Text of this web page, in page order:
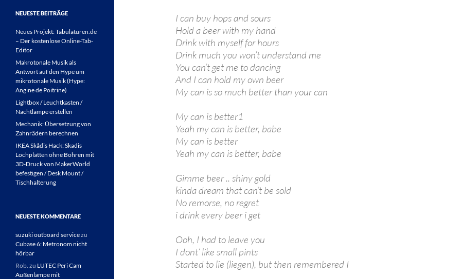
I can buy hops and sours
Hold a beer with my hand
Drink with myself for hours
Drink much you won’t understand me
You can’t get me to dancing
And I can hold my own beer
My can is so much better than your can
My can is better1
Yeah my can is better, babe
My can is better
Yeah my can is better, babe
Gimme beer .. shiny gold
kinda dream that can’t be sold
No remorse, no regret
i drink every beer i get
Ooh, I had to leave you
I dont‘ like small pints
Started to lie (liegen), but then remembered I
NEUESTE BEITRÄGE
Neues Projekt: Tabulaturen.de
– Der kostenlose Online-Tab-
Editor
Makrotonale Musik als
Antwort auf den Hype um
mikrotonale Musik (Hype:
Angine de Poitrine)
Lightbox / Leuchtkasten /
Nachtlampe erstellen
Mechanik: Übersetzung von
Zahnrädern berechnen
IKEA Skådis Hack: Skadis
Lochplatten ohne Bohren mit
3D-Druck von MakerWorld
befestigen / Desk Mount /
Tischhalterung
NEUESTE KOMMENTARE
suzuki outboard servicezu
Cubase 6: Metronom nicht
hörbar
Rob. zu LUTEC Peri Cam
Außenlampe mit